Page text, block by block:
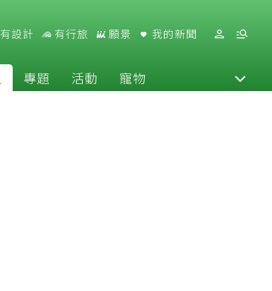
有設計 有行旅 願景 我的新聞
專題 活動 寵物